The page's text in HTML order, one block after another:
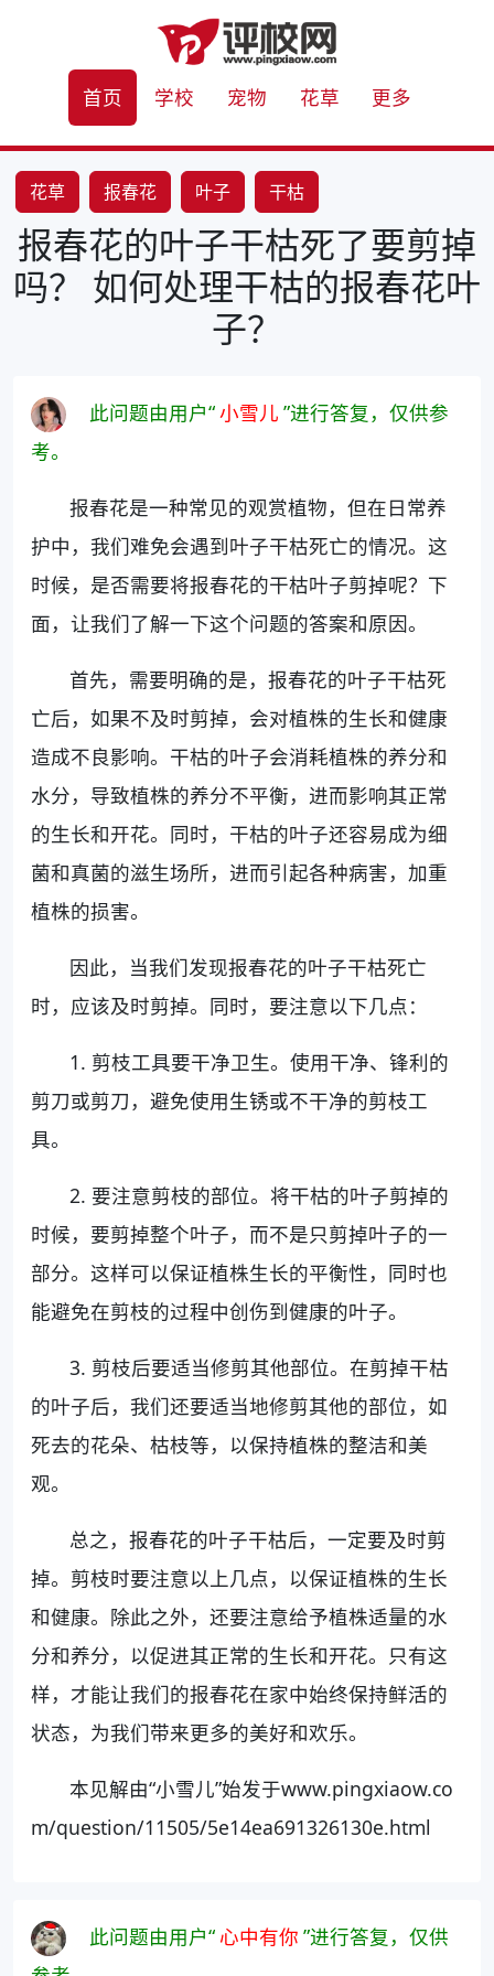
首页 学校 宠物 花草 更多
花草 报春花 叶子 干枯
报春花的叶子干枯死了要剪掉
吗？ 如何处理干枯的报春花叶
子？
此问题由用户“小雪儿 ”进行答复，仅供参
考。
报春花是一种常见的观赏植物，但在日常养
护中，我们难免会遇到叶子干枯死亡的情况。这
时候，是否需要将报春花的干枯叶子剪掉呢？下
面，让我们了解一下这个问题的答案和原因。
首先，需要明确的是，报春花的叶子干枯死
亡后，如果不及时剪掉，会对植株的生长和健康
造成不良影响。干枯的叶子会消耗植株的养分和
水分，导致植株的养分不平衡，进而影响其正常
的生长和开花。同时，干枯的叶子还容易成为细
菌和真菌的滋生场所，进而引起各种病害，加重
植株的损害。
因此，当我们发现报春花的叶子干枯死亡
时，应该及时剪掉。同时，要注意以下几点：
1. 剪枝工具要干净卫生。使用干净、锋利的
剪刀或剪刀，避免使用生锈或不干净的剪枝工
具。
2. 要注意剪枝的部位。将干枯的叶子剪掉的
时候，要剪掉整个叶子，而不是只剪掉叶子的一
部分。这样可以保证植株生长的平衡性，同时也
能避免在剪枝的过程中创伤到健康的叶子。
3. 剪枝后要适当修剪其他部位。在剪掉干枯
的叶子后，我们还要适当地修剪其他的部位，如
死去的花朵、枯枝等，以保持植株的整洁和美
观。
总之，报春花的叶子干枯后，一定要及时剪
掉。剪枝时要注意以上几点，以保证植株的生长
和健康。除此之外，还要注意给予植株适量的水
分和养分，以促进其正常的生长和开花。只有这
样，才能让我们的报春花在家中始终保持鲜活的
状态，为我们带来更多的美好和欢乐。
本见解由“小雪儿”始发于www.pingxiaow.co
m/question/11505/5e14ea691326130e.html
此问题由用户“ 心中有你 ”进行答复，仅供